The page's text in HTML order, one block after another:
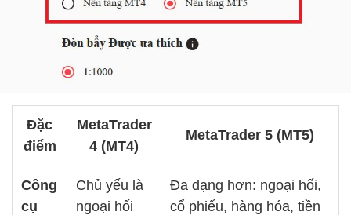
Đặc
điểm
MetaTrader
4 (MT4)
MetaTrader 5 (MT5)
Công
cụ
Chủ yếu là
ngoại hối
Đa dạng hơn: ngoại hối,
cổ phiếu, hàng hóa, tiền